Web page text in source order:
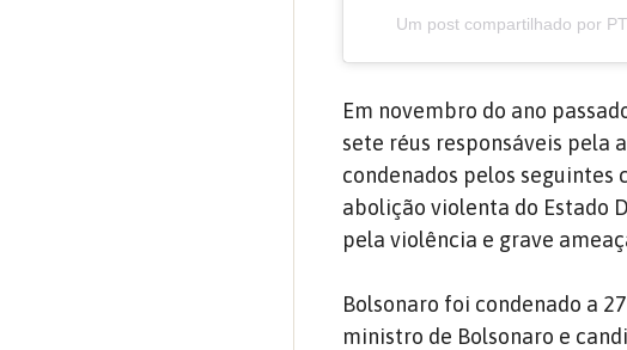
Um post compartilhado por
Em novembro do ano
sete réus responsáveis pela
condenados pelos
abolição violenta do Estado
pela violência e grave
Bolsonaro foi condenado a
ministro de Bolsonaro e